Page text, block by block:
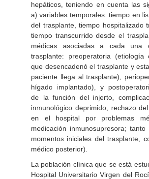
hepáticos, teniendo en cuenta las
a) variables temporales: tiempo en
del trasplante, tiempo hospitalizado
tiempo transcurrido desde el
médicas asociadas a cada
trasplante: preoperatoria
que desencadenó el trasplante y
paciente llega al trasplante),
hígado implantado), y
de la función del injerto,
inmunológico deprimido, rechazo
en el hospital por problemas
medicación inmunosupresora;
momentos iniciales del trasplante,
médico posterior).
La población clínica que se está
Hospital Universitario Virgen del